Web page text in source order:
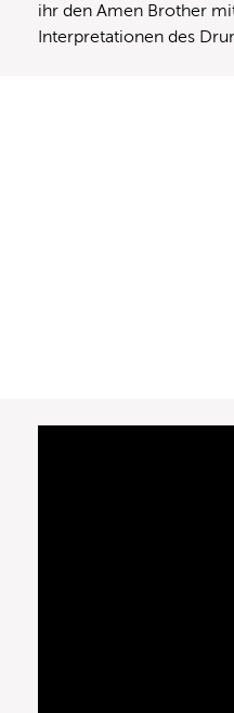
ihr den Amen Brother
Interpretationen des